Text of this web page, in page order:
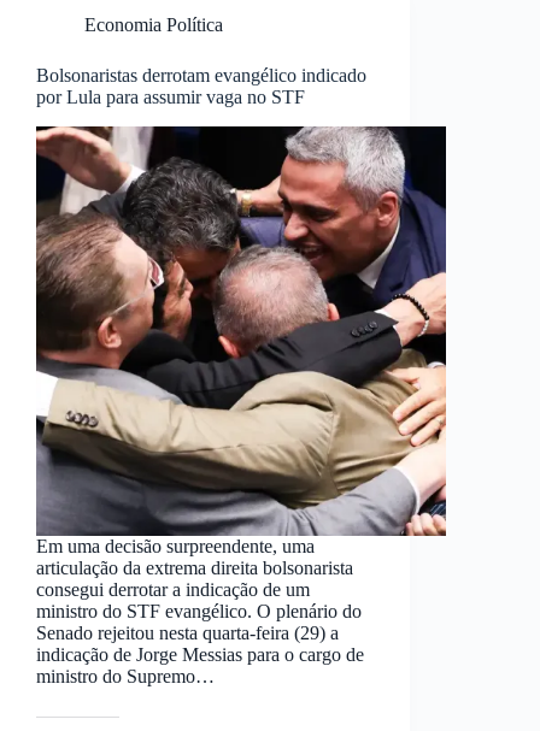
Economia Política
Bolsonaristas derrotam evangélico indicado
por Lula para assumir vaga no STF
Em uma decisão surpreendente, uma
articulação da extrema direita bolsonarista
consegui derrotar a indicação de um
ministro do STF evangélico. O plenário do
Senado rejeitou nesta quarta-feira (29) a
indicação de Jorge Messias para o cargo de
ministro do Supremo…